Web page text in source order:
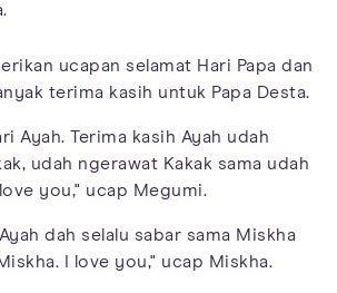
ucapan selamat Hari Papa dan
terima kasih untuk Papa Desta.
Ayah. Terima kasih Ayah udah
udah ngerawat Kakak sama udah
you," ucap Megumi.
dah selalu sabar sama Miskha
I love you," ucap Miskha.